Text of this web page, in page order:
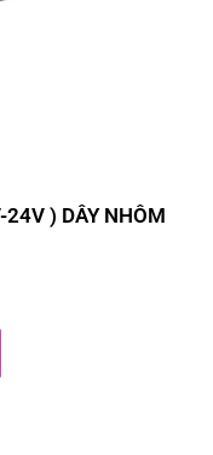
) DÂY NHÔM